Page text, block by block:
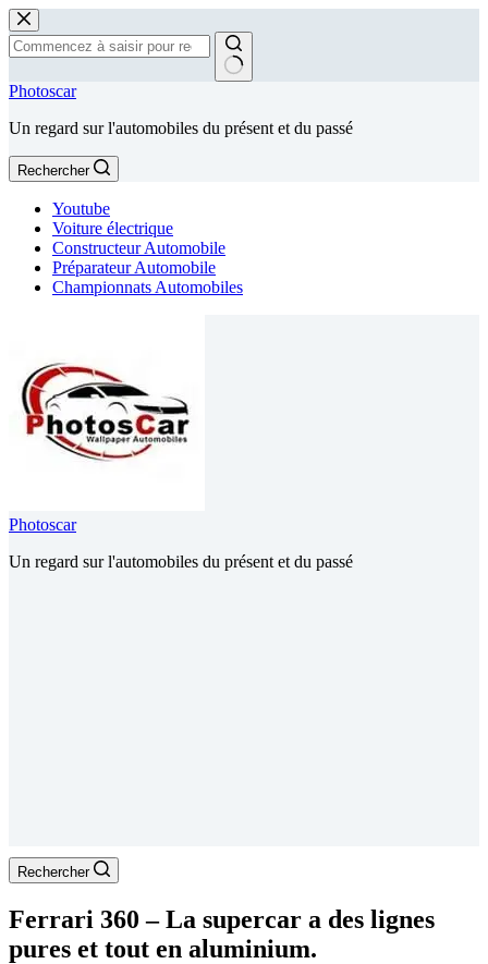
Passer
au
contenu
Aucun
Photoscar
Un regard sur l'automobiles du présent et du passé
Rechercher
Youtube
Voiture électrique
Constructeur Automobile
Préparateur Automobile
Championnats Automobiles
Photoscar
Un regard sur l'automobiles du présent et du passé
Rechercher
Ferrari 360 – La supercar a des lignes
pures et tout en aluminium.